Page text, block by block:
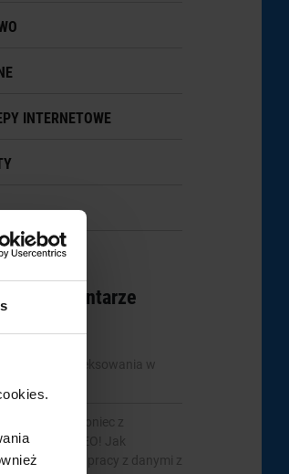
INTERNETOWE
komentarze
Statystyki indeksowania w
Wiertelak
Koniec z
danymi w SEO! Jak
pomaga w pracy z danymi z